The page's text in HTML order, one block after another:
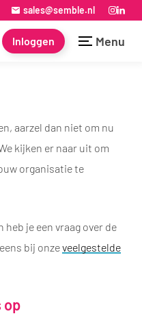
sales@semble.nl
Inloggen Menu
aarzel dan niet om nu
kijken er naar uit om
organisatie te
heb je een vraag over de
bij onzeveelgestelde
op